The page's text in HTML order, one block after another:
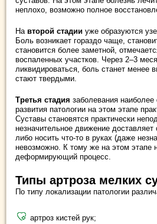
неплохо, возможно полное
На второй стадии уже образуются
Боль возникает гораздо чаще,
становится более заметной,
воспаленных участков. Через 2–3
ликвидироваться, боль станет менее
стают твердыми.
Третья стадия заболевания
развития патологии на этом этапе
Суставы становятся практически
незначительное движение
либо носить что-то в руках (даже
невозможно. К тому же на этом этапе
деформирующий процесс.
Типы артроза мелких
По типу локализации патологии
артроз кистей рук;